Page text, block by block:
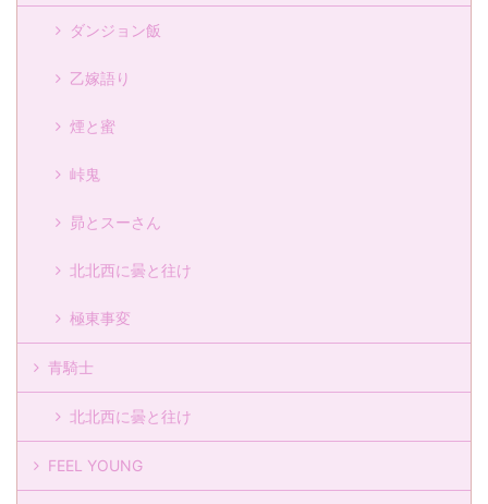
ダンジョン飯
乙嫁語り
煙と蜜
峠鬼
昴とスーさん
北北西に曇と往け
極東事変
青騎士
北北西に曇と往け
FEEL YOUNG